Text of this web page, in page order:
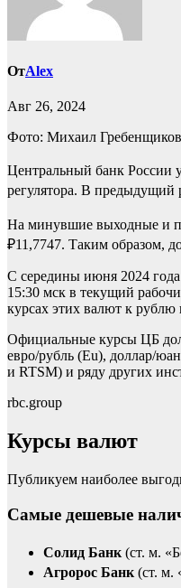
ОтAlex
Авг 26, 2024
Фото: Михаил
Центральный банк России
регулятора. В предыдущий
На минувшие выходные и
₽11,7747. Таким образом,
С середины июня 2024
15:30 мск в текущий
курсах этих валют к
Официальные курсы ЦБ
евро/рубль (Eu), доллар/
и RTSM) и ряду других
rbc.group
Курсы валют
Публикуем наиболее
Самые дешевые
Солид Банк (ст. м.
Агророс Банк (ст. м.